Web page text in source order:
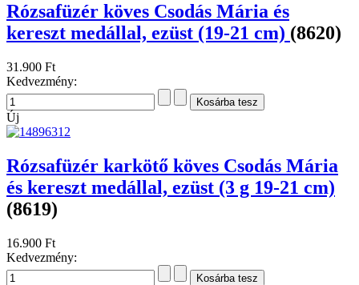
Rózsafüzér köves Csodás Mária és
kereszt medállal, ezüst (19-21 cm) (8620)
31.900 Ft
Kedvezmény:
Új
Rózsafüzér karkötő köves Csodás Mária
és kereszt medállal, ezüst (3 g 19-21 cm)
(8619)
16.900 Ft
Kedvezmény: